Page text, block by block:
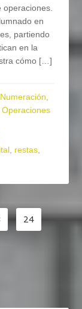
en
partiendo
en la
cómo […]
Numeración
,Operaciones
restas
24